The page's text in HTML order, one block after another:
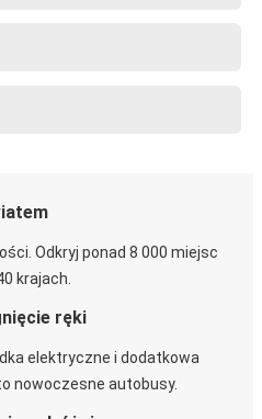
Odkryj ponad 8 000 miejsc
krajach.
ręki
elektryczne i dodatkowa
nowoczesne autobusy.